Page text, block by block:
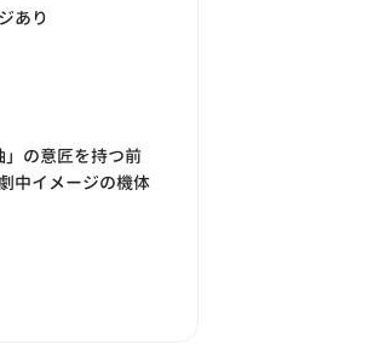
あり
」の意匠を持つ前
中イメージの機体